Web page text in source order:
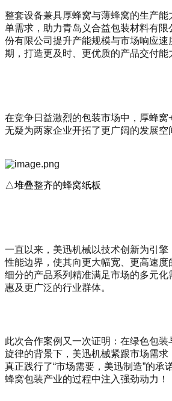
整套设备兼具厚蜂窝与薄蜂窝的生产
单需求，助力青岛义合益包装材料有限
份有限公司提升产能规模与市场响应速
期，打造更及时、更优质的产品交付能
在竞争日益激烈的包装市场中，厚蜂窝
无疑为两家企业开拓了更广阔的发展空
△堆叠整齐的蜂窝纸板
一直以来，美迅机械以技术创新为引擎
性能边界，使其向更大幅宽、更高速度
细分的产品系列精准满足市场的多元化
惠及更广泛的行业群体。
此次合作案例又一次证明：在绿色包
旋律的背景下，美迅机械紧跟市场需求
真正践行了“市场需要，美迅制造”的承
蜂窝包装产业的过程中注入强劲动力！